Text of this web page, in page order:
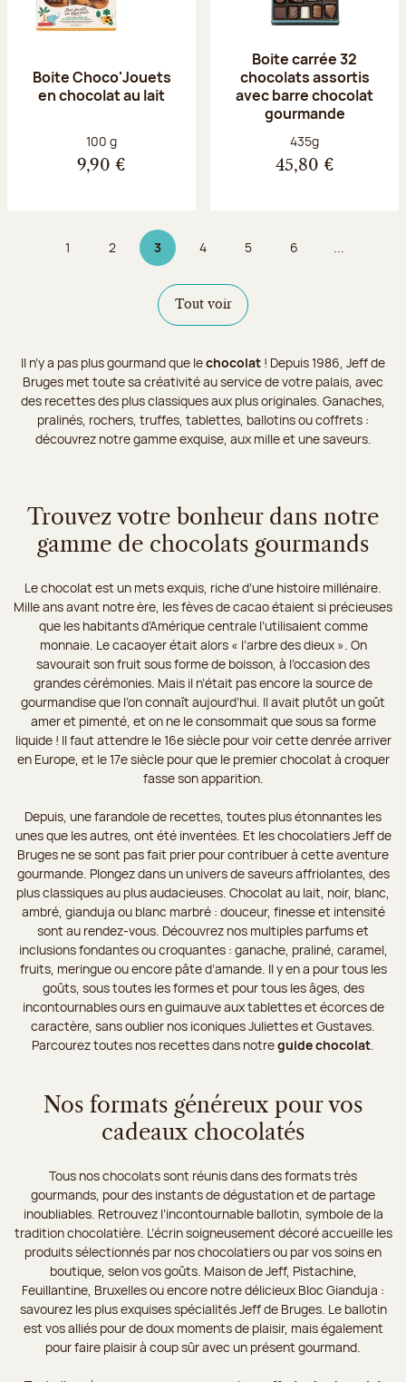
Boite Choco'Jouets
en chocolat au lait
Poids net :
100 g
9,90 €
Boite carrée 32
chocolats assortis
avec barre chocolat
gourmande
Poids net :
435g
45,80 €
Page
1 Page
2 3Page 3 sur 9
Page
4 Page
5 Page
6 ...
Tout voir
Il n’y a pas plus gourmand que lechocolat ! Depuis 1986, Jeff de
Bruges met toute sa créativité au service de votre palais, avec
des recettes des plus classiques aux plus originales. Ganaches,
pralinés, rochers, truffes, tablettes, ballotins ou coffrets :
découvrez notre gamme exquise, aux mille et une saveurs.
Trouvez votre bonheur dans notre
gamme de chocolats gourmands
Le chocolat est un mets exquis, riche d’une histoire millénaire.
Mille ans avant notre ère, les fèves de cacao étaient si précieuses
que les habitants d’Amérique centrale l’utilisaient comme
monnaie. Le cacaoyer était alors « l’arbre des dieux ». On
savourait son fruit sous forme de boisson, à l’occasion des
grandes cérémonies. Mais il n’était pas encore la source de
gourmandise que l’on connaît aujourd’hui. Il avait plutôt un goût
amer et pimenté, et on ne le consommait que sous sa forme
liquide ! Il faut attendre le 16e siècle pour voir cette denrée arriver
en Europe, et le 17e siècle pour que le premier chocolat à croquer
fasse son apparition.
Depuis, une farandole de recettes, toutes plus étonnantes les
unes que les autres, ont été inventées. Et les chocolatiers Jeff de
Bruges ne se sont pas fait prier pour contribuer à cette aventure
gourmande. Plongez dans un univers de saveurs affriolantes, des
plus classiques au plus audacieuses. Chocolat au lait, noir, blanc,
ambré, gianduja ou blanc marbré : douceur, finesse et intensité
sont au rendez-vous. Découvrez nos multiples parfums et
inclusions fondantes ou croquantes : ganache, praliné, caramel,
fruits, meringue ou encore pâte d’amande. Il y en a pour tous les
goûts, sous toutes les formes et pour tous les âges, des
incontournables ours en guimauve aux tablettes et écorces de
caractère, sans oublier nos iconiques Juliettes et Gustaves.
Parcourez toutes nos recettes dans notreguide chocolat
Nos formats généreux pour vos
cadeaux chocolatés
Tous nos chocolats sont réunis dans des formats très
gourmands, pour des instants de dégustation et de partage
inoubliables. Retrouvez l’incontournable ballotin, symbole de la
tradition chocolatière. L’écrin soigneusement décoré accueille les
produits sélectionnés par nos chocolatiers ou par vos soins en
boutique, selon vos goûts. Maison de Jeff, Pistachine,
Feuillantine, Bruxelles ou encore notre délicieux Bloc Gianduja :
savourez les plus exquises spécialités Jeff de Bruges. Le ballotin
est vos alliés pour de doux moments de plaisir, mais également
pour faire plaisir à coup sûr avec un présent gourmand.